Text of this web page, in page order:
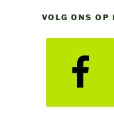
VOLG ONS OP